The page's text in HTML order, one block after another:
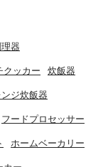
器
クッカー 炊飯器
ジ炊飯器
フードプロセッサー
ホームベーカリー